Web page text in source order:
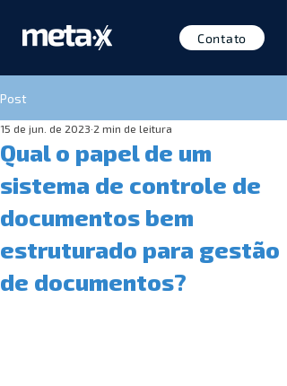
Contato
Post
Qual o papel de um
sistema de controle de
documentos bem
estruturado para gestão
de documentos?
15 de jun. de 2023 2 min de leitura